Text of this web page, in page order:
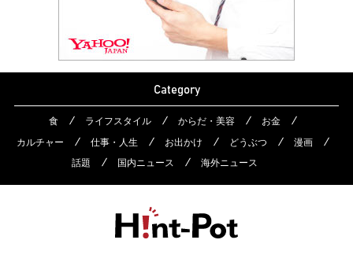
Category
食 ライフスタイル からだ・美容
お金
カルチャー
仕事・人生 お出かけ どうぶつ
漫画
話題
国内ニュース 海外ニュース